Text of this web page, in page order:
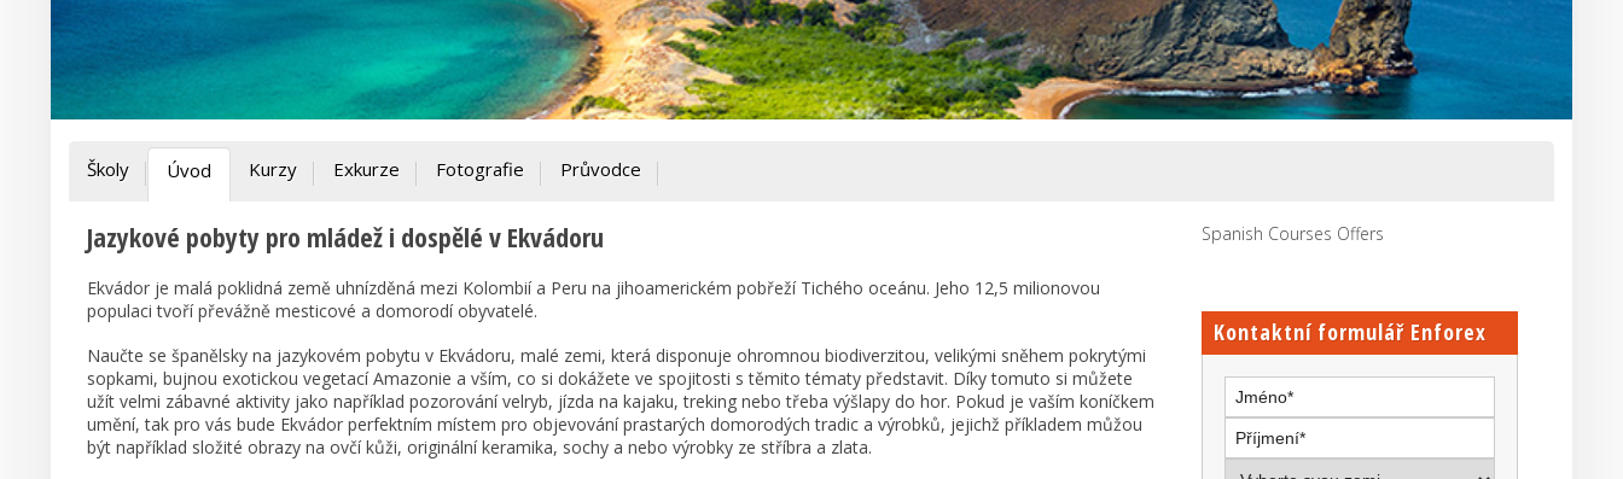
Školy Úvod Kurzy Exkurze Fotografie Průvodce
Jazykové pobyty pro mládež i dospělé v Ekvádoru
Ekvádor je malá poklidná země uhnízděná mezi Kolombií a Peru na jihoamerickém pobřeží Tichého oceánu. Jeho 12,5 milionovou
populaci tvoří převážně mesticové a domorodí obyvatelé.
Naučte se španělsky na jazykovém pobytu v Ekvádoru, malé zemi, která disponuje ohromnou biodiverzitou, velikými sněhem pokrytými
sopkami, bujnou exotickou vegetací Amazonie a vším, co si dokážete ve spojitosti s těmito tématy představit. Díky tomuto si můžete
užít velmi zábavné aktivity jako například pozorování velryb, jízda na kajaku, treking nebo třeba výšlapy do hor. Pokud je vaším koníčkem
umění, tak pro vás bude Ekvádor perfektním místem pro objevování prastarých domorodých tradic a výrobků, jejichž příkladem můžou
být například složité obrazy na ovčí kůži, originální keramika, sochy a nebo výrobky ze stříbra a zlata.
Spanish Courses Offers
Kontaktní formulář Enforex